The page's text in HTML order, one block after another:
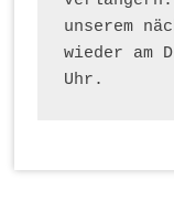
unserem
wieder am
Uhr.